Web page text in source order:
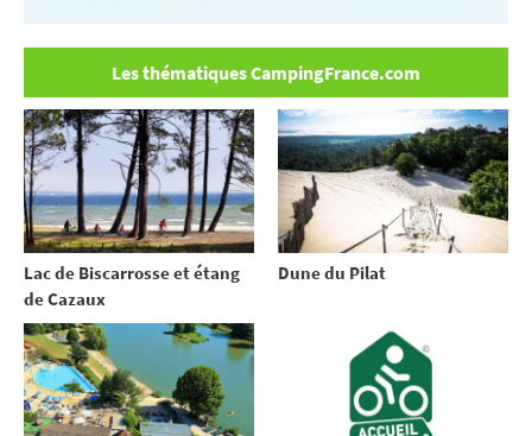
Les thématiques CampingFrance.com
Lac de Biscarrosse et étang
de Cazaux
Dune du Pilat